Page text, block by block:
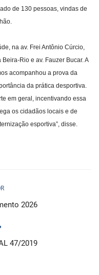
de 130 pessoas, vindas de
na av. Frei Antônio Cúrcio,
Rio e av. Fauzer Bucar. A
acompanhou a prova da
da prática desportiva.
em geral, incentivando essa
os cidadãos locais e de
esportiva”, disse.
2026
47/2019